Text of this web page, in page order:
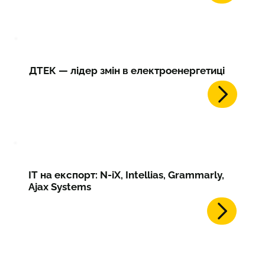
ДТЕК — лідер змін в електроенергетиці
IT на експорт: N-iX, Intellias, Grammarly,
Ajax Systems